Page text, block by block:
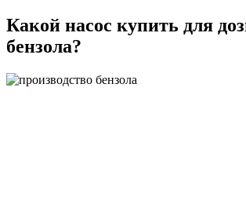
Какой насос купить для
бензола?